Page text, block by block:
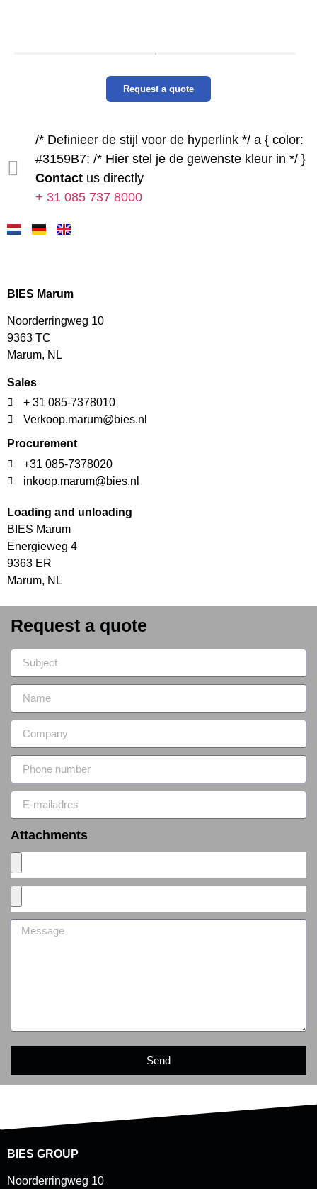
Request a quote
/* Definieer de stijl voor de hyperlink */ a { color:
#3159B7; /* Hier stel je de gewenste kleur in */ }
Contact us directly
+ 31 085 737 8000
BIES Marum
Noorderringweg 10
9363 TC
Marum, NL
Sales
+ 31 085-7378010
Verkoop.marum@bies.nl
Procurement
+31 085-7378020
inkoop.marum@bies.nl
Loading and unloading
BIES Marum
Energieweg 4
9363 ER
Marum, NL
Request a quote
Attachments
Send
BIES GROUP
Noorderringweg 10